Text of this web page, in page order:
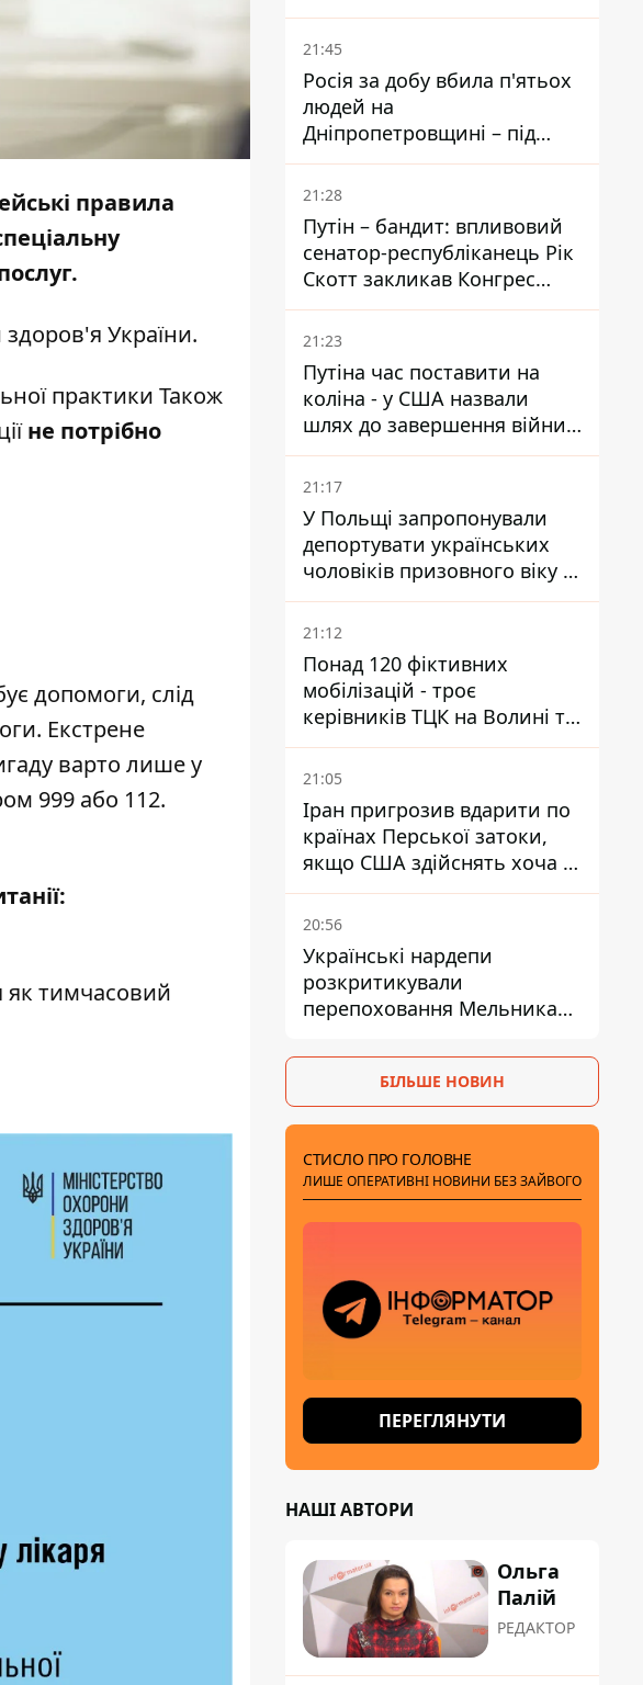
правила
здоров'я України.
практики Також
не потрібно
допомоги, слід
Екстрене
варто лише у
999 або 112.
як тимчасовий
біль – він очолив народне
голосування
21:45
Росія за добу вбила п'ятьох
людей на
Дніпропетровщині – під
ударами опинилися п'ять
районів області
21:28
Путін – бандит: впливовий
сенатор-республіканець Рік
Скотт закликав Конгрес
притягнути РФ до
відповідальності за війну в
Україні
21:23
Путіна час поставити на
коліна - у США назвали
шлях до завершення війни -
National Security Journal
21:17
У Польщі запропонували
депортувати українських
чоловіків призовного віку -
кого це може торкнутися
21:12
Понад 120 фіктивних
мобілізацій - троє
керівників ТЦК на Волині та
Буковині отримали підозри
за фейкові звіти
21:05
Іран пригрозив вдарити по
країнах Перської затоки,
якщо США здійснять хоча б
одну атаку - Reuters
20:56
Українські нардепи
розкритикували
перепоховання Мельника
ізоляції
БІЛЬШЕ НОВИН
СТИСЛО ПРО ГОЛОВНЕ
ЛИШЕ ОПЕРАТИВНІ НОВИНИ БЕЗ ЗАЙВОГО
ПЕРЕГЛЯНУТИ
НАШІ АВТОРИ
Ольга
Палій
РЕДАКТОР